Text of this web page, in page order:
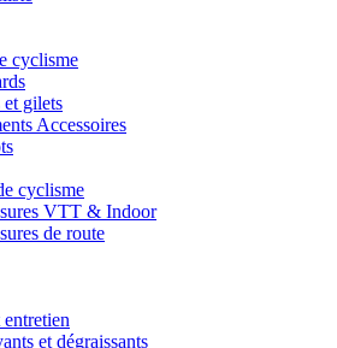
cyclisme
et gilets
Accessoires
cyclisme
VTT & Indoor
de route
et dégraissants